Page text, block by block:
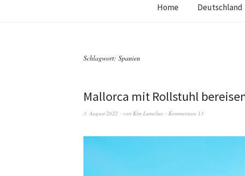
Home Deutschland
Schlagwort: Spanien
Mallorca mit Rollstuhl
3. August 2022 von Kim Lumelius Kommentare 13